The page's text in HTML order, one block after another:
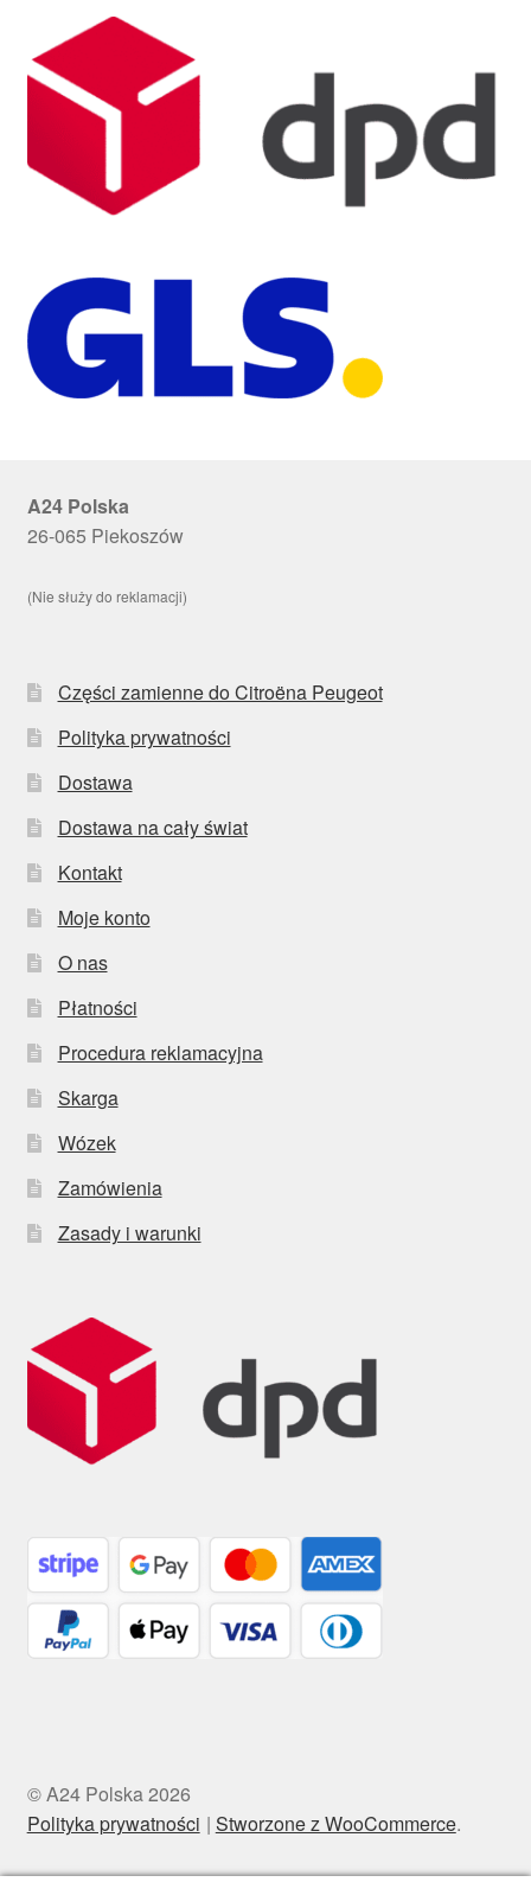
A24 Polska
26-065 Piekoszów
(Nie służy do reklamacji)
Części zamienne do Citroëna Peugeot
Polityka prywatności
Dostawa
Dostawa na cały świat
Kontakt
Moje konto
O nas
Płatności
Procedura reklamacyjna
Skarga
Wózek
Zamówienia
Zasady i warunki
© A24 Polska 2026
Polityka prywatności
Stworzone z WooCommerce.